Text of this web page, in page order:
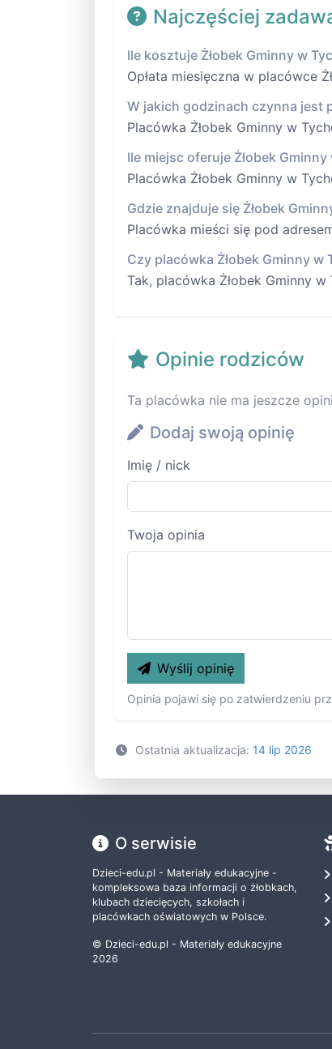
Najczęściej
Ile kosztuje Żłobek Gminny w
Opłata miesięczna w placówce
W jakich godzinach czynna jest
Placówka Żłobek Gminny w
Ile miejsc oferuje Żłobek
Placówka Żłobek Gminny w
Gdzie znajduje się Żłobek
Placówka mieści się pod
Czy placówka Żłobek Gminny
Tak, placówka Żłobek Gminny
Opinie rodziców
Ta placówka nie ma jeszcze
Dodaj swoją opinię
Imię / nick
Twoja opinia
Wyślij opinię
Opinia pojawi się po zatwierdzeniu
Ostatnia aktualizacja: 14 lip 2026
O serwisie
Dzieci-edu.pl - Materiały edukacyjne -
kompleksowa baza informacji o żłobkach,
klubach dziecięcych, szkołach i
placówkach oświatowych w Polsce.
© Dzieci-edu.pl - Materiały edukacyjne
2026